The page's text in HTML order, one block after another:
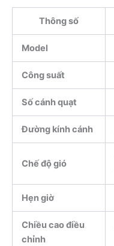
Thông số
Model
Công suất
Số cánh quạt
Đường kính cánh
Chế độ gió
Hẹn giờ
Chiều cao điều
chỉnh